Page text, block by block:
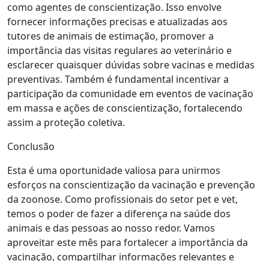
como agentes de conscientização. Isso envolve
fornecer informações precisas e atualizadas aos
tutores de animais de estimação, promover a
importância das visitas regulares ao veterinário e
esclarecer quaisquer dúvidas sobre vacinas e medidas
preventivas. Também é fundamental incentivar a
participação da comunidade em eventos de vacinação
em massa e ações de conscientização, fortalecendo
assim a proteção coletiva.
Conclusão
Esta é uma oportunidade valiosa para unirmos
esforços na conscientização da vacinação e prevenção
da zoonose. Como profissionais do setor pet e vet,
temos o poder de fazer a diferença na saúde dos
animais e das pessoas ao nosso redor. Vamos
aproveitar este mês para fortalecer a importância da
vacinação, compartilhar informações relevantes e